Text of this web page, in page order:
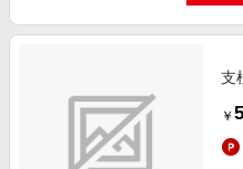
旅行・レジャー・ホテル予約
金融・マネー・保険
デジタルコンテンツ
とことん買い物チャレンジ
Samsung ボーナスキャンペーン
週末の高還元 夏の長期版
支
￥